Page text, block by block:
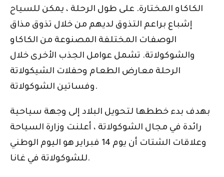
الكاكاو المختارة. على طول الرحلة ، يمكن للسياح
إشباع براعم التذوق لديهم من خلال تذوق مذاق
الوصفات المختلفة المصنوعة من الكاكاو
والشوكولاتة. تشمل عوامل الجذب الأخرى خلال
الرحلة معارض الطعام وحفلات الشيكولاتة
وفساتين الشوكولاتة.
بهدف بدء خططها لتحويل البلاد إلى وجهة سياحية
رائدة في مجال الشوكولاتة ، أعلنت وزارة السياحة
وعلاقات الشتات أن يوم 14 فبراير هو اليوم الوطني
للشوكولاتة في غانا.